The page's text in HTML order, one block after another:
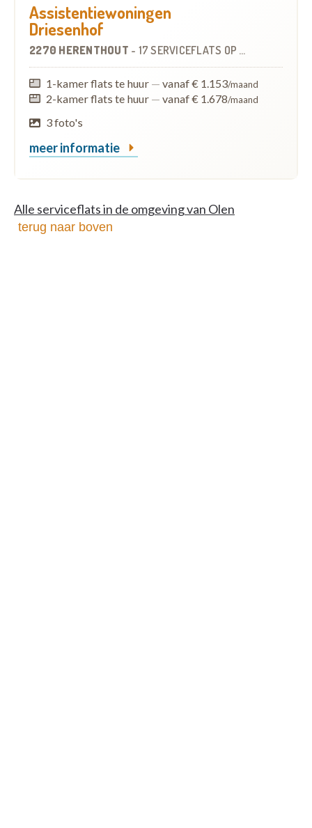
Assistentiewoningen
Driesenhof
2270 HERENTHOUT - 17 SERVICEFLATS OP 6.0 KM
1-kamer flats te huur — vanaf € 1.153/maand
2-kamer flats te huur — vanaf € 1.678/maand
3 foto's
meer informatie
Alle serviceflats in de omgeving van Olen
terug naar boven